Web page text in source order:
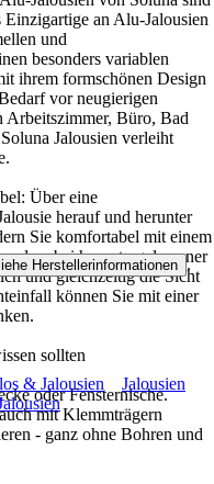
an Alu-Jalousien
und
besonders variablen
ihrem formschönen Design
vor neugierigen
Arbeitszimmer, Büro, Bad
Jalousien verleiht
Über eine
herauf und herunter
Sie komfortabel mit einem
dass bei heruntergelassener
und gleichzeitig die Sicht
können Sie mit einer
sollten
oder Fensternische.
mit Klemmträgern
- ganz ohne Bohren und
Herstellerinformationen .
& Jalousien
Jalousien